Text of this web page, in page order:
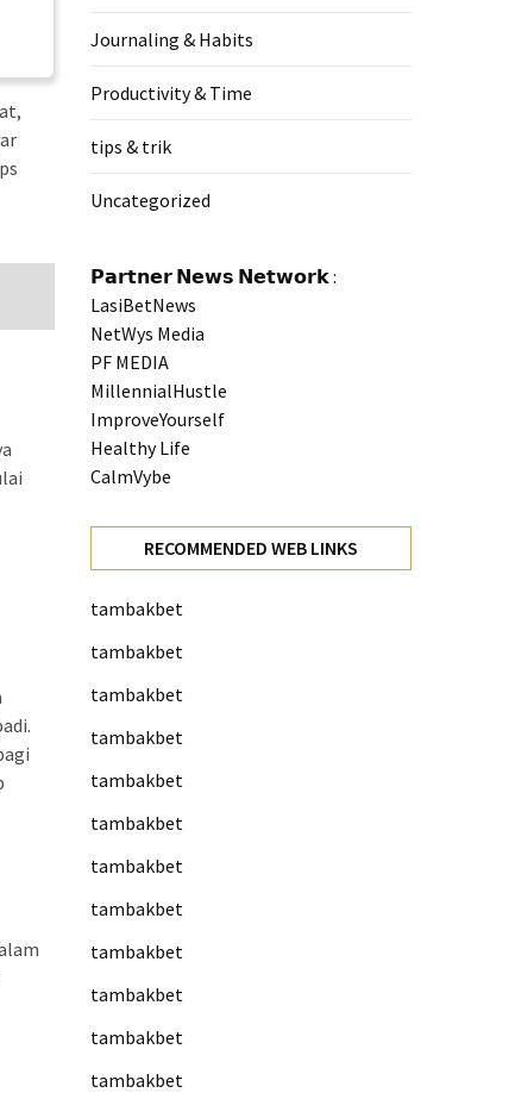
Journaling & Habits
Productivity & Time
tips & trik
Uncategorized
𝗣𝗮𝗿𝘁𝗻𝗲𝗿 𝗡𝗲𝘄𝘀 𝗡𝗲𝘁𝘄𝗼𝗿𝗸 :
LasiBetNews
NetWys Media
PF MEDIA
MillennialHustle
ImproveYourself
Healthy Life
CalmVybe
RECOMMENDED WEB LINKS
tambakbet
tambakbet
tambakbet
tambakbet
tambakbet
tambakbet
tambakbet
tambakbet
tambakbet
tambakbet
tambakbet
tambakbet